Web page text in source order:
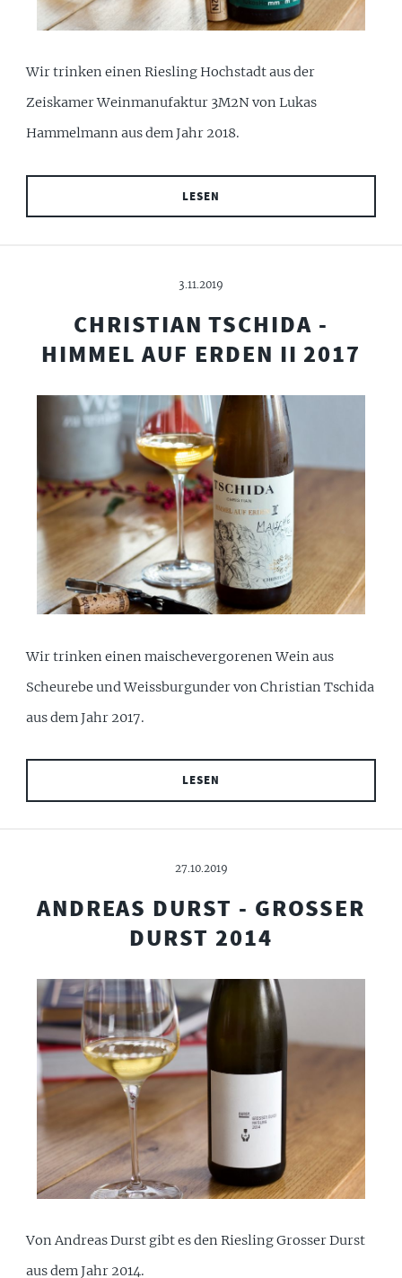
Wir trinken einen Riesling Hochstadt aus der
Zeiskamer Weinmanufaktur 3M2N von Lukas
Hammelmann aus dem Jahr 2018.
LESEN
3.11.2019
CHRISTIAN TSCHIDA -
HIMMEL AUF ERDEN II 2017
Wir trinken einen maischevergorenen Wein aus
Scheurebe und Weissburgunder von Christian Tschida
aus dem Jahr 2017.
LESEN
27.10.2019
ANDREAS DURST - GROSSER
DURST 2014
Von Andreas Durst gibt es den Riesling Grosser Durst
aus dem Jahr 2014.